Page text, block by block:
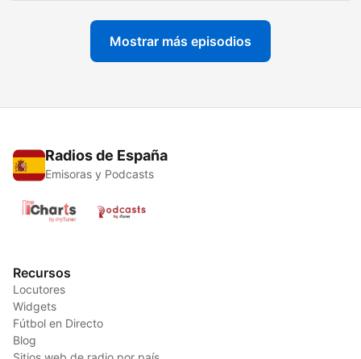
Mostrar más episodios
Radios de España
Emisoras y Podcasts
Recursos
Locutores
Widgets
Fútbol en Directo
Blog